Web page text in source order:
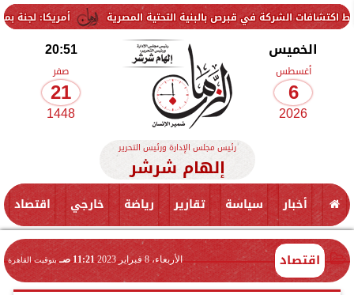
أمريكا: لجنة بمجلس في قبرص بالبنية التحتية المصرية
الخميس
أغسطس
6
2026
20:51
صفر
21
1448
رئيس مجلس الإدارة ورئيس التحرير
إلهام شرشر
أخبار سياسة تقارير رياضة خارجي اقتصاد
اقتصاد الأربعاء، 8 فبراير 2023 11:21 صـ بتوقيت القاهرة